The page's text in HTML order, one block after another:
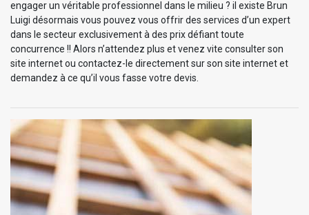
engager un véritable professionnel dans le milieu ? il existe Brun
Luigi désormais vous pouvez vous offrir des services d’un expert
dans le secteur exclusivement à des prix défiant toute
concurrence !! Alors n’attendez plus et venez vite consulter son
site internet ou contactez-le directement sur son site internet et
demandez à ce qu’il vous fasse votre devis.